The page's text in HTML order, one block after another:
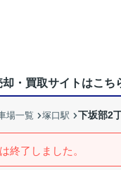
却・買取サイトはこち
場一覧 塚口駅 下坂部2
終了しました。